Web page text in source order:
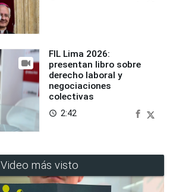
FIL Lima 2026:
presentan libro sobre
derecho laboral y
negociaciones
colectivas
access_time 2:42
Video más visto